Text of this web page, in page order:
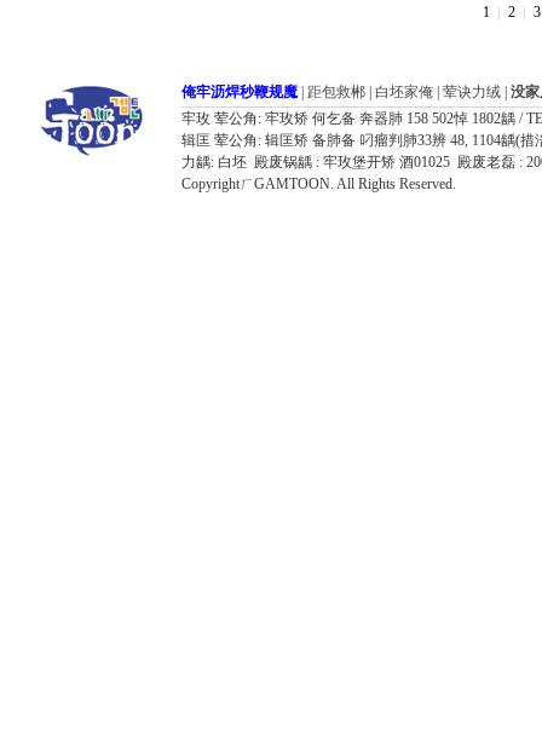
1 2 3
俺牢沥焊秒鞭规魔| 距包救郴 白坯家俺 荤诀力绒 没
牢玫 荤公角: 牢玫矫 何乞备 奔器肺 158 502悼 1802龋 /
辑匡 荤公角: 辑匡矫 备肺备 叼瘤判肺33辨 48, 1104龋(措
力龋: 白坯 殿废锅龋 : 牢玫堡开矫 酒01025 殿废老磊 :
CopyrightㄏGAMTOON. All Rights Reserved.